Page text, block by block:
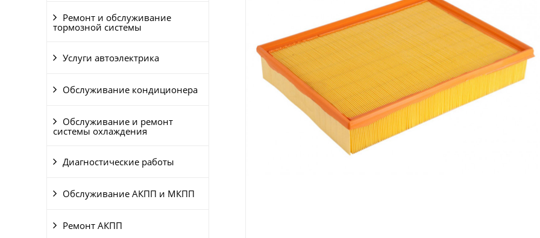
Ремонт и обслуживание
тормозной системы
Услуги автоэлектрика
Обслуживание кондиционера
Обслуживание и ремонт
системы охлаждения
Диагностические работы
Обслуживание АКПП и МКПП
Ремонт АКПП